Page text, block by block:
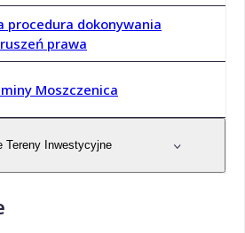
procedura dokonywania
prawa
Moszczenica
Tereny Inwestycyjne